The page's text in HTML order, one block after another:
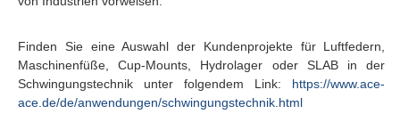
Finden Sie eine Auswahl der Kundenprojekte für Luftfedern,
Maschinenfüße, Cup-Mounts, Hydrolager oder SLAB in der
Schwingungstechnik unter folgendem Link: https://www.ace-
ace.de/de/anwendungen/schwingungstechnik.html